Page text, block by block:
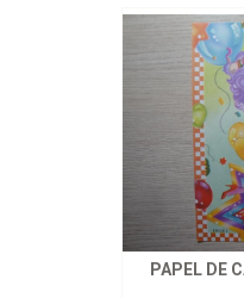
PAPEL DE